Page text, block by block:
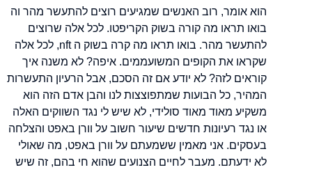
הוא אומר, רוב האנשים שמגיעים רוצים להתעשר מהר וה
בואו תראו מה קורה בשוק הקריפטו. לכל אלה שרוצים
להתעשר מהר. בואו תראו מה קרה בשוק ה nft, לכל אלה
שקראו את הקופים המשועממים. איפה? לא משנה איך
קוראים לזה? לא יודע אם זה הסכם, אבל הרעיון התעשרות
המהיר, כל הבועות שמתפוצצות לנו והבן אדם הזה הוא
משקיע מאוד מאוד סולידי, לא שיש לי נגד השווקים האלה
או נגד רעיונות חדשים שיעור חשוב על וורן באפט והצלחה
בעסקים. אני מאמין ששמעתם על וורן באפט, מה שאולי
לא ידעתם. מעבר לחיים הצנועים שהוא חי בהם, זה שיש